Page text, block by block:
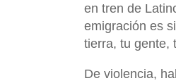
en tren de
emigración es
tierra, tu gente,
De violencia,